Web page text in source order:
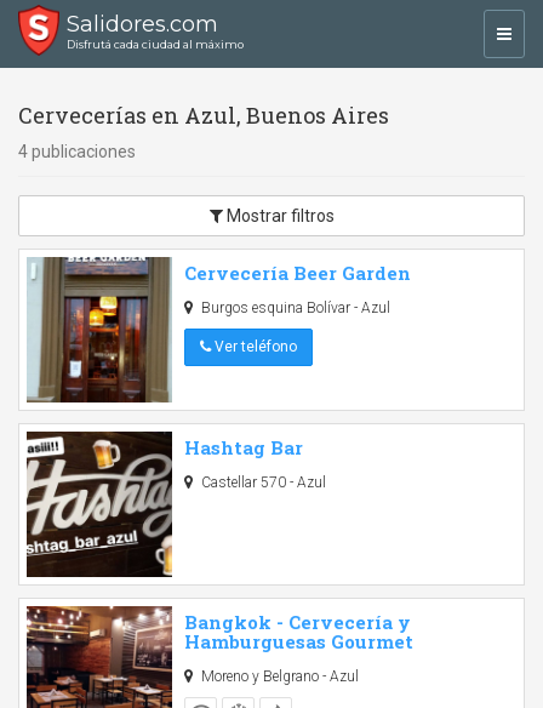
Salidores.com
Disfrutá cada ciudad al máximo
Cervecerías en Azul, Buenos Aires
4 publicaciones
Mostrar filtros
Cervecería Beer Garden
Burgos esquina Bolívar - Azul
Ver teléfono
Hashtag Bar
Castellar 570 - Azul
Bangkok - Cervecería y
Hamburguesas Gourmet
Moreno y Belgrano - Azul